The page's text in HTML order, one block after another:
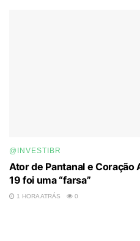
@INVESTIBR
Ator de Pantanal e
19 foi uma “farsa”
1 HORA ATRÁS 0